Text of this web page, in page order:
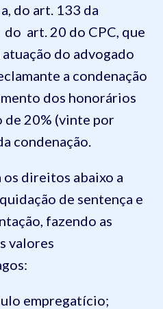
do art. 133 da
art. 20 do CPC, que
do advogado
a condenação
dos honorários
de 20% (vinte por
condenação.
os direitos abaixo a
de sentença e
fazendo as
valores
empregatício;